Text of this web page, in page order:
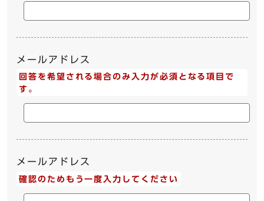
メールアドレス
回答を希望される場合のみ入力が必須となる項目で
す。
メールアドレス
確認のためもう一度入力してください